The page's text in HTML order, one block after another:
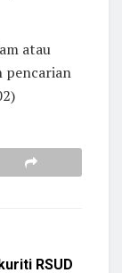
atau
pencarian
RSUD